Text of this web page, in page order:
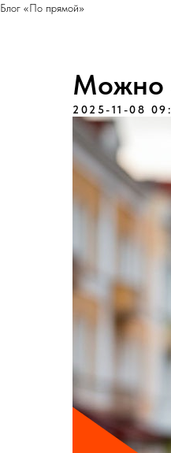
Блог «По прямой»
Можно
2025-11-08